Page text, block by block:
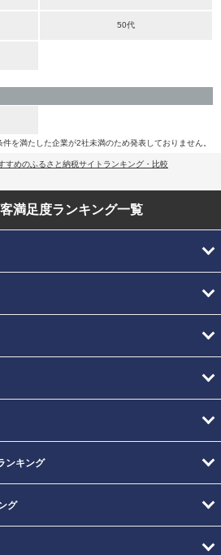
50代
を満たした企業が2社未満のため発表しておりません。
すめのふるさと納税サイトランキング・比較
満足度ランキング一覧
ンキング
グ